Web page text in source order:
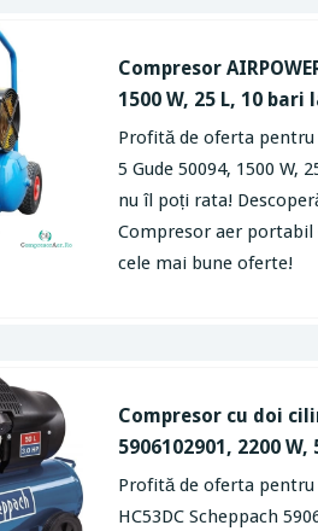
Compresor
1500 W, 25 L, 10 bari
Profită de oferta pentru
5 Gude 50094, 1500 W,
nu îl poți rata!
Compresor aer portabil
cele mai bune oferte!
Compresor cu doi
5906102901, 2200
Profită de oferta
HC53DC Scheppach